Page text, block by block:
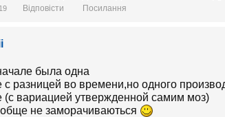
Відповісти Посилання
была одна
с разницей во времени,но одного
(с вариацией утвержденной самим моз)
не заморачиваються